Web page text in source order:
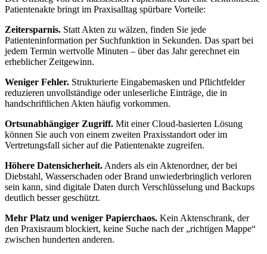
Patientenakte bringt im Praxisalltag spürbare Vorteile:
Zeitersparnis. Statt Akten zu wälzen, finden Sie jede
Patienteninformation per Suchfunktion in Sekunden. Das spart bei
jedem Termin wertvolle Minuten – über das Jahr gerechnet ein
erheblicher Zeitgewinn.
Weniger Fehler. Strukturierte Eingabemasken und Pflichtfelder
reduzieren unvollständige oder unleserliche Einträge, die in
handschriftlichen Akten häufig vorkommen.
Ortsunabhängiger Zugriff. Mit einer Cloud-basierten Lösung
können Sie auch von einem zweiten Praxisstandort oder im
Vertretungsfall sicher auf die Patientenakte zugreifen.
Höhere Datensicherheit. Anders als ein Aktenordner, der bei
Diebstahl, Wasserschaden oder Brand unwiederbringlich verloren
sein kann, sind digitale Daten durch Verschlüsselung und Backups
deutlich besser geschützt.
Mehr Platz und weniger Papierchaos. Kein Aktenschrank, der
den Praxisraum blockiert, keine Suche nach der „richtigen Mappe“
zwischen hunderten anderen.